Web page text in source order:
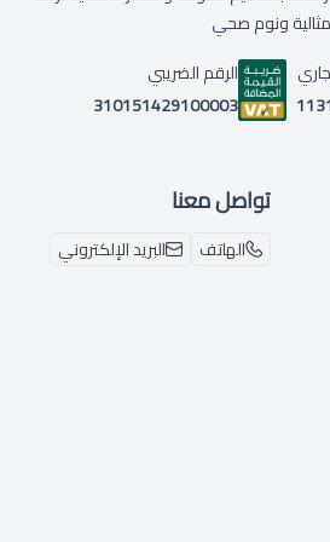
مثالية ونوم صحي
الرقم الضريبي
310151429100003
تواصل معنا
الهاتف البريد الإلكتروني